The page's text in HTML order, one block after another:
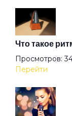
XXII-й век
Акуна матата
Что такое
Просмотров:
Перейти